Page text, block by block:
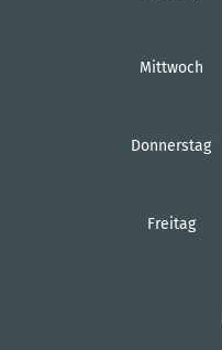
Mittwoch
Donnerstag
Freitag